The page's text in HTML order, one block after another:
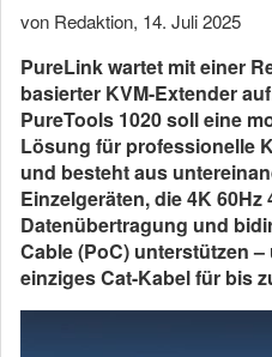
von Redaktion, 14. Juli 2025
PureLink wartet mit einer
basierter KVM-Extender
PureTools 1020 soll eine
Lösung für professionelle
und besteht aus
Einzelgeräten, die 4K
Datenübertragung und
Cable (PoC) unterstützen
einziges Cat-Kabel für bis